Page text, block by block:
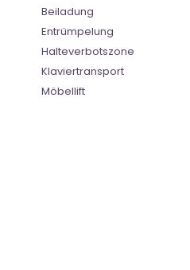
Beiladung
Entrümpelung
Halteverbotszone
Klaviertransport
Möbellift